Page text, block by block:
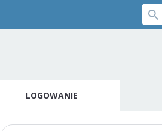
LOGOWANIE